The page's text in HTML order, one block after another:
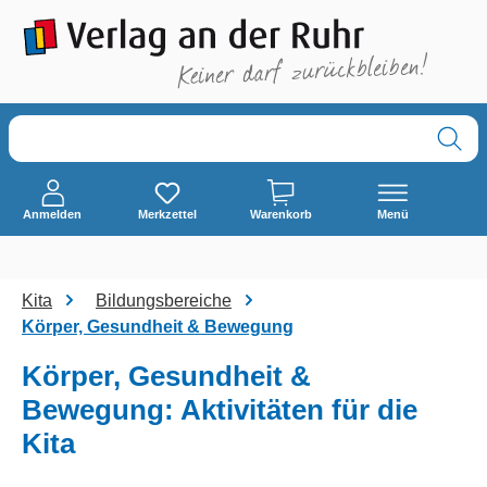
springen
Anmelden Merkzettel Warenkorb Menü
Kita
Bildungsbereiche
Körper, Gesundheit & Bewegung
Körper, Gesundheit &
Bewegung: Aktivitäten für die
Kita